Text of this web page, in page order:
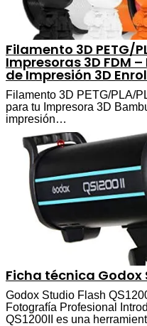
Filamento 3D PETG/
Impresoras 3D FDM
de Impresión 3D
Filamento 3D PETG/PLA/
para tu Impresora 3D
impresión…
Ficha técnica Godox
Godox Studio Flash
Fotografía Profesional
QS1200II es una